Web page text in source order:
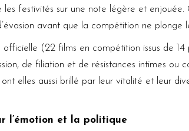
les festivités sur une note légère et
avant que la compétition ne plonge
officielle (22 films en compétition issus de
de filiation et de résistances intimes
elles aussi brillé par leur vitalité et leur
l’émotion et la politique